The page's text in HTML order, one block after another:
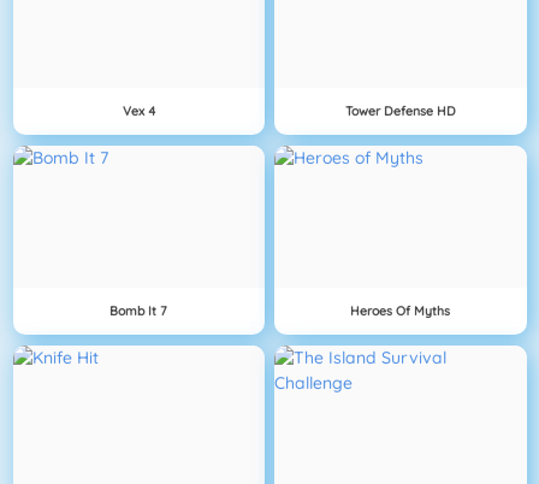
Vex 4 Tower Defense HD
Bomb It 7 Heroes Of Myths